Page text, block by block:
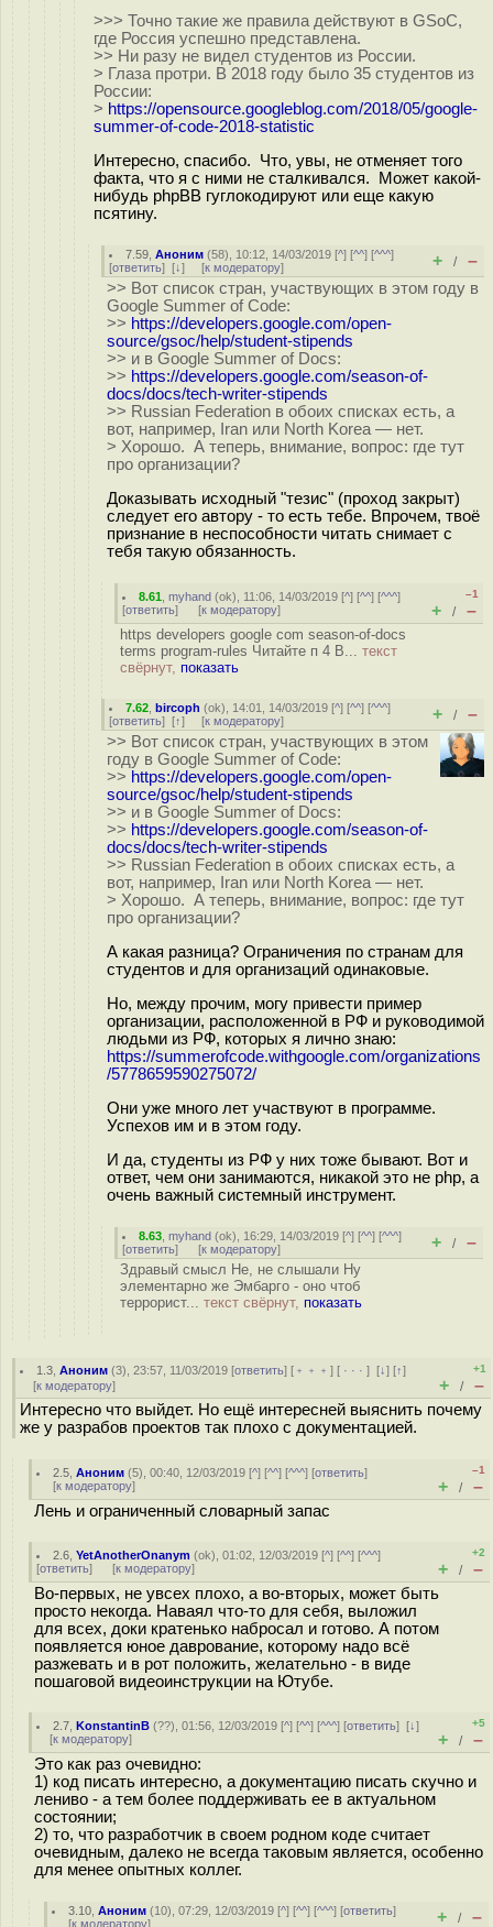
>>> Точно такие же правила действуют в GSoC,
где Россия успешно представлена.
>> Ни разу не видел студентов из России.
> Глаза протри. В 2018 году было 35 студентов из
России:
> https://opensource.googleblog.com/2018/05/google-
summer-of-code-2018-statistic
Интересно, спасибо. Что, увы, не отменяет того
факта, что я с ними не сталкивался. Может какой-
нибудь phpBB гуглокодируют или еще какую
псятину.
7.59 ,Аноним (58), 10:12, 14/03/2019 [^] [^^] [^^^]
[ответить] [↓] [к модератору] + / –
>> Вот список стран, участвующих в этом году в
Google Summer of Code:
>> https://developers.google.com/open-
source/gsoc/help/student-stipends
>> и в Google Summer of Docs:
>> https://developers.google.com/season-of-
docs/docs/tech-writer-stipends
>> Russian Federation в обоих списках есть, а
вот, например, Iran или North Korea — нет.
> Хорошо. А теперь, внимание, вопрос: где тут
про организации?
Доказывать исходный "тезис" (проход закрыт)
следует его автору - то есть тебе. Впрочем, твоё
признание в неспособности читать снимает с
тебя такую обязанность.
8.61 ,myhand (ok), 11:06, 14/03/2019 [^] [^^] [^^^]
[ответить] [к модератору]
–1
+ / –
https developers google com season-of-docs
terms program-rules Читайте п 4 В... текст
свёрнут, показать
7.62 ,bircoph (ok), 14:01, 14/03/2019 [^] [^^] [^^^]
[ответить] [↑] [к модератору] + / –
>> Вот список стран, участвующих в этом
году в Google Summer of Code:
>> https://developers.google.com/open-
source/gsoc/help/student-stipends
>> и в Google Summer of Docs:
>> https://developers.google.com/season-of-
docs/docs/tech-writer-stipends
>> Russian Federation в обоих списках есть, а
вот, например, Iran или North Korea — нет.
> Хорошо. А теперь, внимание, вопрос: где тут
про организации?
А какая разница? Ограничения по странам для
студентов и для организаций одинаковые.
Но, между прочим, могу привести пример
организации, расположенной в РФ и руководимой
людьми из РФ, которых я лично знаю:
https://summerofcode.withgoogle.com/organizations
/5778659590275072/
Они уже много лет участвуют в программе.
Успехов им и в этом году.
И да, студенты из РФ у них тоже бывают. Вот и
ответ, чем они занимаются, никакой это не php, а
очень важный системный инструмент.
8.63 ,myhand (ok), 16:29, 14/03/2019 [^] [^^] [^^^]
[ответить] [к модератору] + / –
Здравый смысл Не, не слышали Ну
элементарно же Эмбарго - оно чтоб
террорист... текст свёрнут, показать
1.3 ,Аноним (3), 23:57, 11/03/2019 [ответить] [ ﹢﹢﹢] [ · · ·][↓] [↑]
[к модератору]
+1
+ / –
Интересно что выйдет. Но ещё интересней выяснить почему
же у разрабов проектов так плохо с документацией.
2.5 ,Аноним (5), 00:40, 12/03/2019 [^] [^^] [^^^] [ответить]
[к модератору]
–1
+ / –
Лень и ограниченный словарный запас
2.6 ,YetAnotherOnanym (ok), 01:02, 12/03/2019 [^] [^^] [^^^]
[ответить] [к модератору]
+2
+ / –
Во-первых, не увсех плохо, а во-вторых, может быть
просто некогда. Наваял что-то для себя, выложил
для всех, доки кратенько набросал и готово. А потом
появляется юное даврование, которому надо всё
разжевать и в рот положить, желательно - в виде
пошаговой видеоинструкции на Ютубе.
2.7 ,KonstantinB (??), 01:56, 12/03/2019 [^] [^^] [^^^] [ответить][↓]
[к модератору]
+5
+ / –
Это как раз очевидно:
1) код писать интересно, а документацию писать скучно и
лениво - а тем более поддерживать ее в актуальном
состоянии;
2) то, что разработчик в своем родном коде считает
очевидным, далеко не всегда таковым является, особенно
для менее опытных коллег.
3.10 ,Аноним (10), 07:29, 12/03/2019 [^] [^^] [^^^] [ответить]
[к модератору] + / –